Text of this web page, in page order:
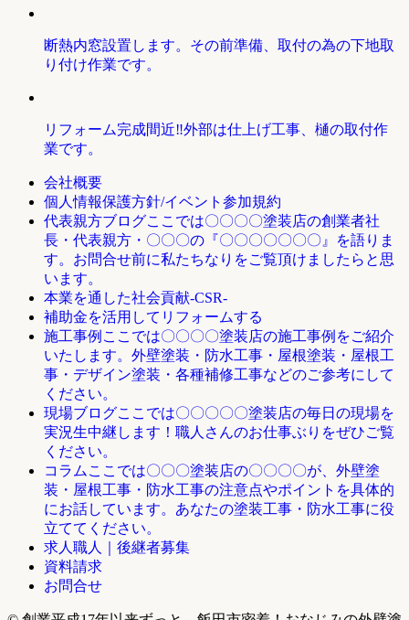
断熱内窓設置します。その前準備、取付の為の下地取
り付け作業です。
リフォーム完成間近‼外部は仕上げ工事、樋の取付作
業です。
会社概要
個人情報保護方針/イベント参加規約
代表親方ブログここでは〇〇〇〇塗装店の創業者社
長・代表親方・〇〇〇の『〇〇〇〇〇〇〇』を語りま
す。お問合せ前に私たちなりをご覧頂けましたらと思
います。
本業を通した社会貢献-CSR-
補助金を活用してリフォームする
施工事例 ここでは〇〇〇〇塗装店の施工事例をご紹介
いたします。外壁塗装・防水工事・屋根塗装・屋根工
事・デザイン塗装・各種補修工事などのご参考にして
ください。
現場ブログここでは〇〇〇〇〇塗装店の毎日の現場を
実況生中継します！職人さんのお仕事ぶりをぜひご覧
ください。
コラム ここでは〇〇〇塗装店の〇〇〇〇が、外壁塗
装・屋根工事・防水工事の注意点やポイントを具体的
にお話しています。あなたの塗装工事・防水工事に役
立ててください。
求人職人｜後継者募集
資料請求
お問合せ